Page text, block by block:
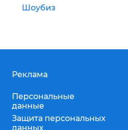
Шоубиз
Реклама
Персональные
данные
Защита персональных
данных